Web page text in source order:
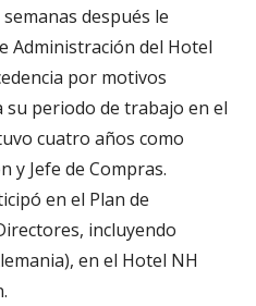
después le
Administración del Hotel
por motivos
su periodo de trabajo en el
cuatro años como
y Jefe de Compras.
en el Plan de
incluyendo
en el Hotel NH